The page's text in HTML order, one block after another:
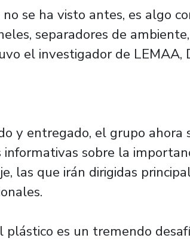
no se ha visto antes, es algo
separadores de
el investigador de LEMAA,
y entregado, el grupo ahora
sobre la
las que irán dirigidas
plástico es un tremendo